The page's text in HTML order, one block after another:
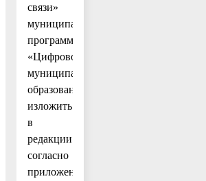
связи»
муниципальной
программы
«Цифровое
муниципальное
образование»
изложить
в
редакции
согласно
приложению